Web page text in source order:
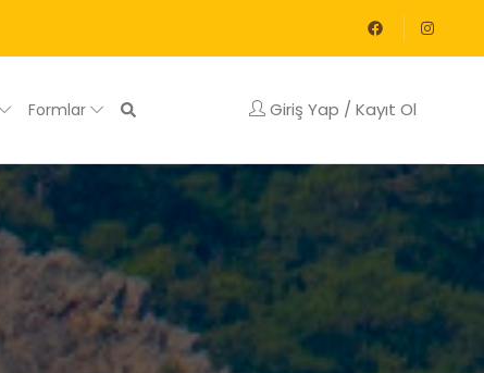
Formlar Giriş Yap / Kayıt Ol